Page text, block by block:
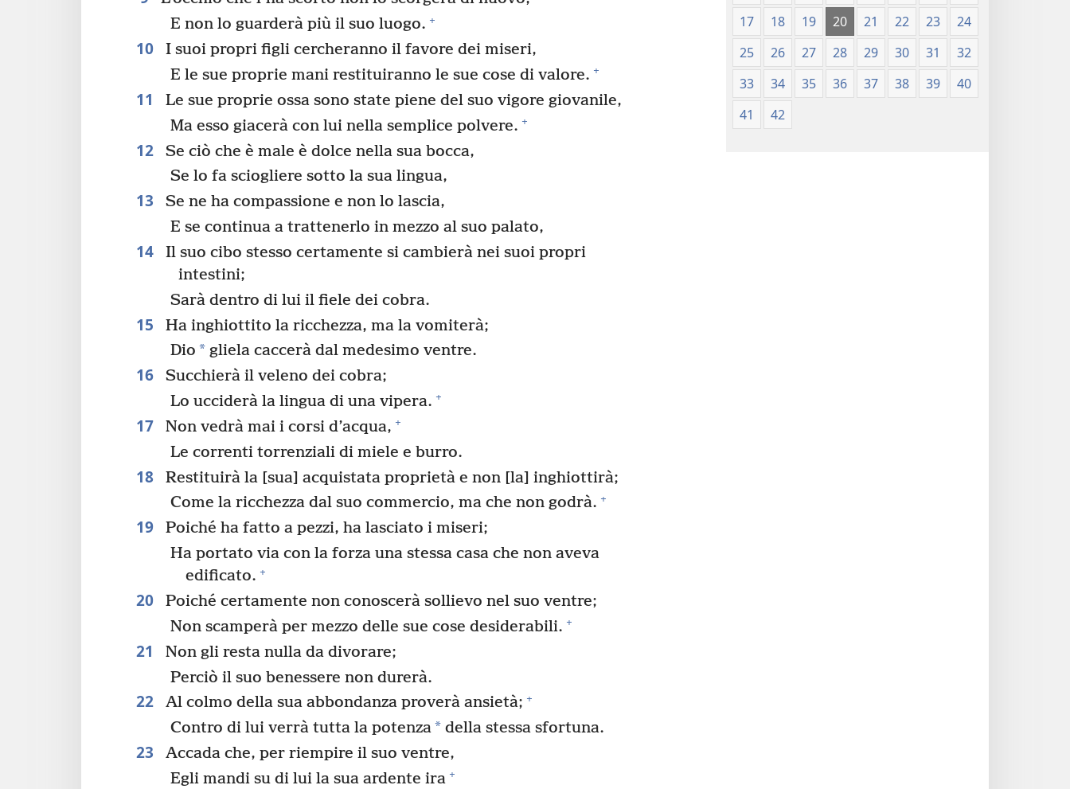
E non lo guarderà più il suo luogo. +
10
I suoi propri figli cercheranno il favore dei miseri,
E le sue proprie mani restituiranno le sue cose di valore. +
11
Le sue proprie ossa sono state piene del suo vigore giovanile,
Ma esso giacerà con lui nella semplice polvere. +
12
Se ciò che è male è dolce nella sua bocca,
Se lo fa sciogliere sotto la sua lingua,
13
Se ne ha compassione e non lo lascia,
E se continua a trattenerlo in mezzo al suo palato,
14
Il suo cibo stesso certamente si cambierà nei suoi propri
intestini;
Sarà dentro di lui il fiele dei cobra.
15
Ha inghiottito la ricchezza, ma la vomiterà;
Dio * gliela caccerà dal medesimo ventre.
16
Succhierà il veleno dei cobra;
Lo ucciderà la lingua di una vipera. +
17 Non vedrà mai i corsi d’acqua, +
Le correnti torrenziali di miele e burro.
18
Restituirà la [sua] acquistata proprietà e non [la] inghiottirà;
Come la ricchezza dal suo commercio, ma che non godrà. +
19
Poiché ha fatto a pezzi, ha lasciato i miseri;
Ha portato via con la forza una stessa casa che non aveva
edificato. +
20
Poiché certamente non conoscerà sollievo nel suo ventre;
Non scamperà per mezzo delle sue cose desiderabili. +
21
Non gli resta nulla da divorare;
Perciò il suo benessere non durerà.
22 Al colmo della sua abbondanza proverà ansietà; +
Contro di lui verrà tutta la potenza* della stessa sfortuna.
23
Accada che, per riempire il suo ventre,
Egli mandi su di lui la sua ardente ira +
(edizione 1987)
17
18 19 20 21 22 23
24
25
26 27 28 29 30 31
32
33
34 35 36 37 38 39
40
41
42